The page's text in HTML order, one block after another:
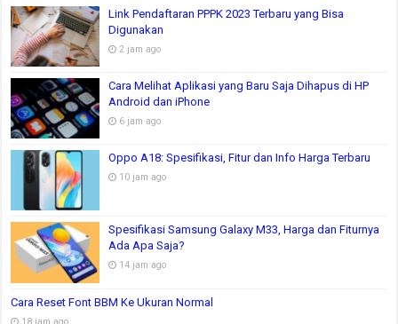
Link Pendaftaran PPPK 2023 Terbaru yang Bisa
Digunakan
2 jam ago
Cara Melihat Aplikasi yang Baru Saja Dihapus di HP
Android dan iPhone
6 jam ago
Oppo A18: Spesifikasi, Fitur dan Info Harga Terbaru
10 jam ago
Spesifikasi Samsung Galaxy M33, Harga dan Fiturnya
Ada Apa Saja?
14 jam ago
Cara Reset Font BBM Ke Ukuran Normal
18 jam ago